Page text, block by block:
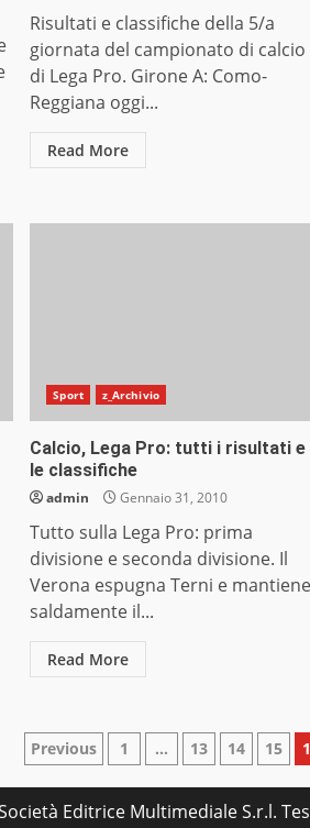
Risultati e classifiche della 5/a
giornata del campionato di calcio
di Lega Pro. Girone A: Como-
Reggiana oggi...
Read More
Sport z_Archivio
Calcio, Lega Pro: tutti i risultati e
le classifiche
admin Gennaio 31, 2010
Tutto sulla Lega Pro: prima
divisione e seconda divisione. Il
Verona espugna Terni e mantiene
saldamente il...
Read More
Paginazione
degli
Previous 1 … 13 14 15
Editrice Multimediale S.r.l.